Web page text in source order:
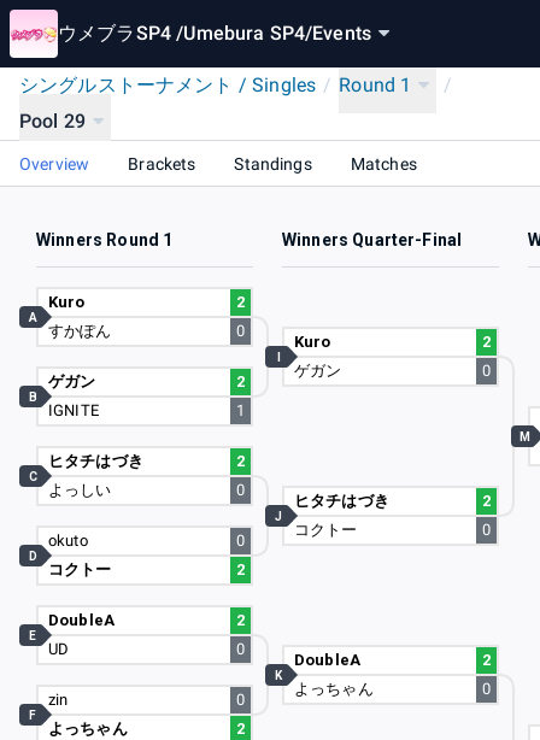
ウメブラSP4 /Umebura SP4/Events
シングルストーナメント / Singles / Round 1
/
Pool 29
Overview Brackets Standings Matches
Winners Round 1 Winners Quarter-Final
Kuro
2
すかぽん
0
A
ゲガン
2
IGNITE
1
B
ヒタチはづき
2
よっしい
0
C
okuto
0
コクトー
2
D
DoubleA
2
UD
0
E
zin
0
よっちゃん
2
F
Kuro
2
ゲガン
0
ヒタチはづき
2
コクトー
0
J
DoubleA
2
よっちゃん
0
K
M